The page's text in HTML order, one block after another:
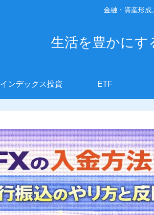
金融・資産形成
生活を豊かにす
インデックス投資 ETF